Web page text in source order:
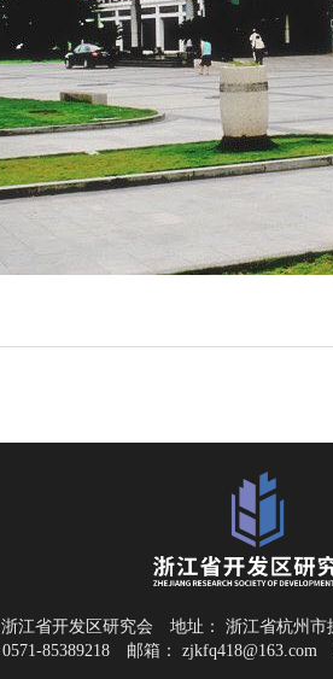
浙江省开发区研究会 地址：
浙江省杭州市
0571-85389218 邮箱： zjkfq418@163.com